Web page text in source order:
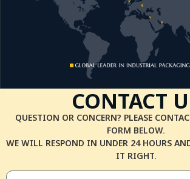
CONTACT
QUESTION OR CONCERN? PLEASE
FORM BELOW.
WE WILL RESPOND IN UNDER 24 HOURS
IT RIGHT.